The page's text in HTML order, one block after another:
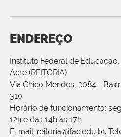
ENDEREÇO
Instituto Federal de
Acre (REITORIA)
Via Chico Mendes, 3084 -
310
Horário de funcionamento:
12h e das 14h às 17h
E-mail: reitoria@ifac.edu.br.